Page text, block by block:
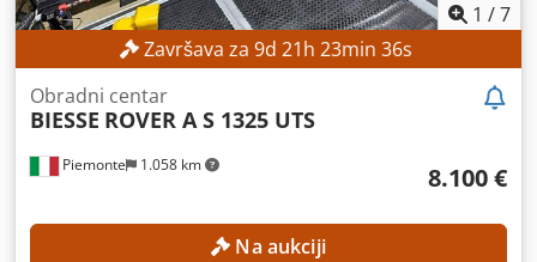
1 /7
Završava za 9d 21h 23min 35s
Piemonte 1.058 km
Obradni centar
BIESSE ROVER A S 1325 UTS
8.100 €
Na aukciji